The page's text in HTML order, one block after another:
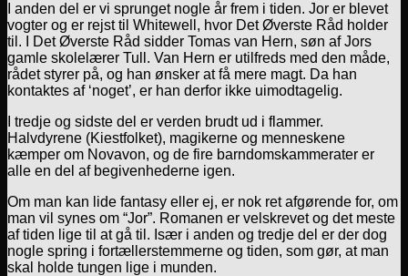
I anden del er vi sprunget nogle år frem i tiden. Jor er blevet
vogter og er rejst til Whitewell, hvor Det Øverste Råd holder
til. I Det Øverste Råd sidder Tomas van Hern, søn af Jors
gamle skolelærer Tull. Van Hern er utilfreds med den måde,
rådet styrer på, og han ønsker at få mere magt. Da han
kontaktes af ‘noget’, er han derfor ikke uimodtagelig.
I tredje og sidste del er verden brudt ud i flammer.
Halvdyrene (Kiestfolket), magikerne og menneskene
kæmper om Novavon, og de fire barndomskammerater er
alle en del af begivenhederne igen.
Om man kan lide fantasy eller ej, er nok ret afgørende for, om
man vil synes om “Jor”. Romanen er velskrevet og det meste
af tiden lige til at gå til. Især i anden og tredje del er der dog
nogle spring i fortællerstemmerne og tiden, som gør, at man
skal holde tungen lige i munden.